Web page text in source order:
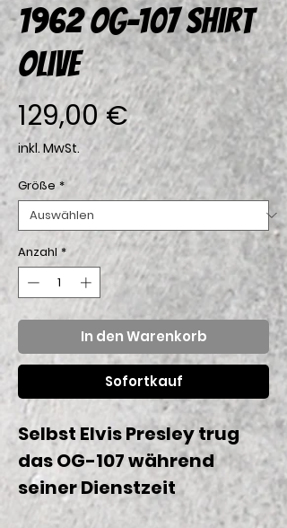
1962 OG-107 Shirt
Olive
129,00 €Preis
inkl. MwSt.
Größe *
Anzahl *
In den Warenkorb
Sofortkauf
Selbst Elvis Presley trug
das OG-107 während
seiner Dienstzeit